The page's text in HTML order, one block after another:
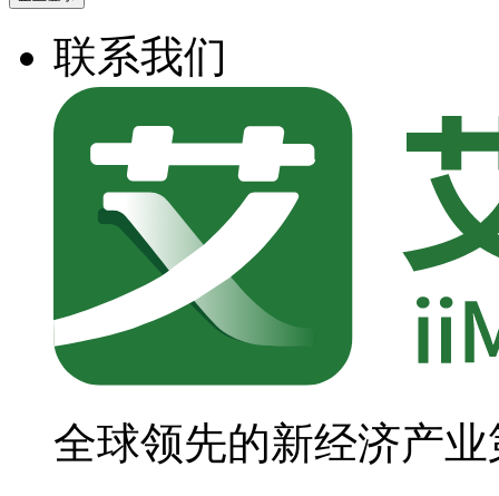
联系我们
全球领先的新经济产